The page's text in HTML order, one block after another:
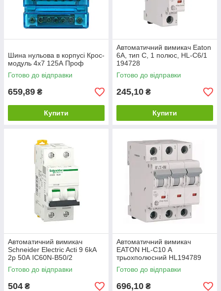
Шина нульова в корпусі Крос-
модуль 4х7 125А Проф
Готово до відправки
659,89 ₴
Купити
Автоматичний вимикач Eaton
6А, тип C, 1 полюс, HL-C6/1
194728
Готово до відправки
245,10 ₴
Купити
Автоматичний вимикач
Schneider Electric Acti 9 6kA
2p 50А IC60N-B50/2
Готово до відправки
504 ₴
Автоматичний вимикач
EATON HL-C10 А
трьохполюсний HL194789
Готово до відправки
696,10 ₴